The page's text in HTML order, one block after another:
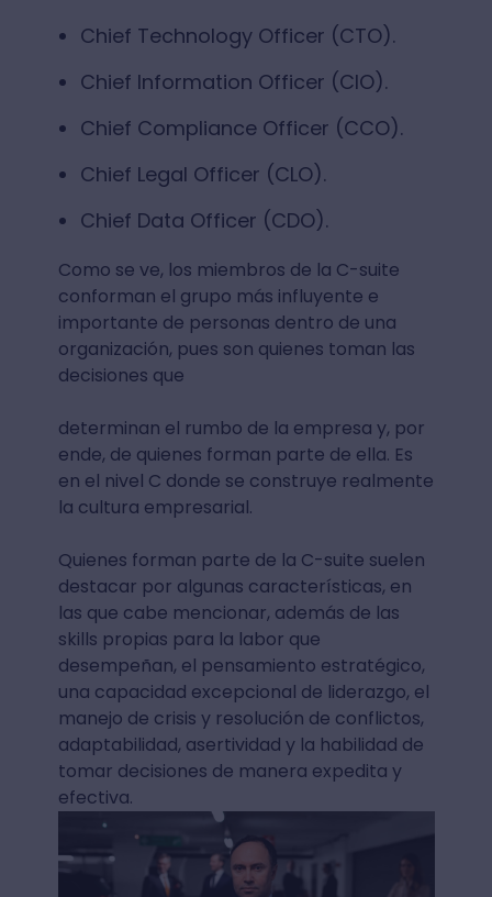
Chief Technology Officer (CTO).
Chief Information Officer (CIO).
Chief Compliance Officer (CCO).
Chief Legal Officer (CLO).
Chief Data Officer (CDO).
Como se ve, los miembros de la C-suite
conforman el grupo más influyente e
importante de personas dentro de una
organización, pues son quienes toman las
decisiones que
determinan el rumbo de la empresa y, por
ende, de quienes forman parte de ella. Es
en el nivel C donde se construye realmente
la cultura empresarial.
Quienes forman parte de la C-suite suelen
destacar por algunas características, en
las que cabe mencionar, además de las
skills propias para la labor que
desempeñan, el pensamiento estratégico,
una capacidad excepcional de liderazgo, el
manejo de crisis y resolución de conflictos,
adaptabilidad, asertividad y la habilidad de
tomar decisiones de manera expedita y
efectiva.